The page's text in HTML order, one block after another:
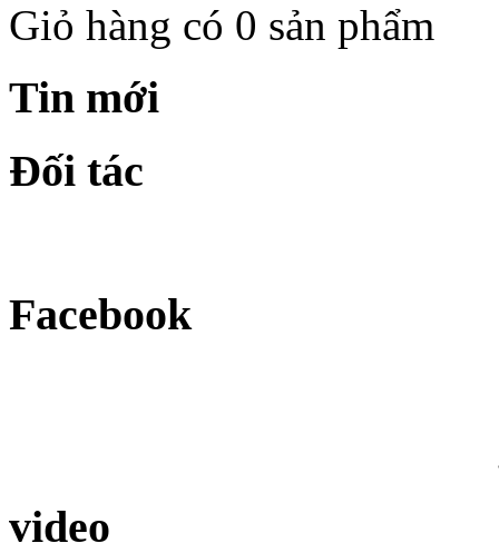
Giỏ hàng có 0 sản phẩm
Tin mới
Đối tác
Facebook
video